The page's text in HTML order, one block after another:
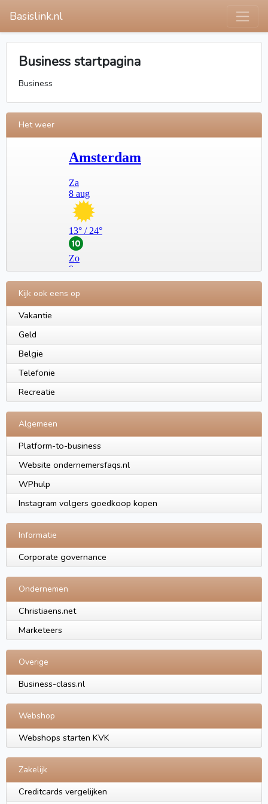
Basislink.nl
Business startpagina
Business
Het weer
Kijk ook eens op
Vakantie
Geld
Belgie
Telefonie
Recreatie
Algemeen
Platform-to-business
Website ondernemersfaqs.nl
WPhulp
Instagram volgers goedkoop kopen
Informatie
Corporate governance
Ondernemen
Christiaens.net
Marketeers
Overige
Business-class.nl
Webshop
Webshops starten KVK
Zakelijk
Creditcards vergelijken